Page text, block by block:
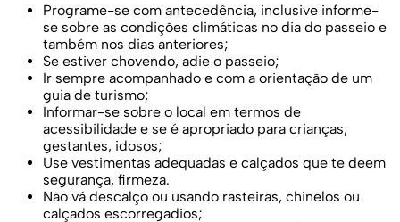
Programe-se com antecedência, inclusive informe-
se sobre as condições climáticas no dia do passeio e
também nos dias anteriores;
Se estiver chovendo, adie o passeio;
Ir sempre acompanhado e com a orientação de um
guia de turismo;
Informar-se sobre o local em termos de
acessibilidade e se é apropriado para crianças,
gestantes, idosos;
Use vestimentas adequadas e calçados que te deem
segurança, firmeza.
Não vá descalço ou usando rasteiras, chinelos ou
calçados escorregadios;